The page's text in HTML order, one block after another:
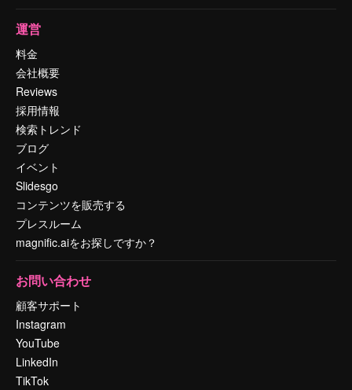
運営
料金
会社概要
Reviews
採用情報
検索トレンド
ブログ
イベント
Slidesgo
コンテンツを販売する
プレスルーム
magnific.aiをお探しですか？
お問い合わせ
顧客サポート
Instagram
YouTube
LinkedIn
TikTok